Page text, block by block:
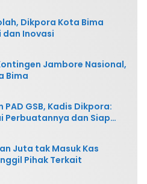
Dikpora Kota Bima
dan Inovasi
Jambore Nasional,
Bima
GSB, Kadis Dikpora:
Perbuatannya dan Siap
Juta tak Masuk Kas
Pihak Terkait